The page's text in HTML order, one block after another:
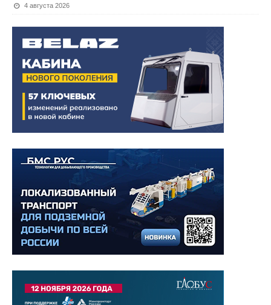
4 августа 2026